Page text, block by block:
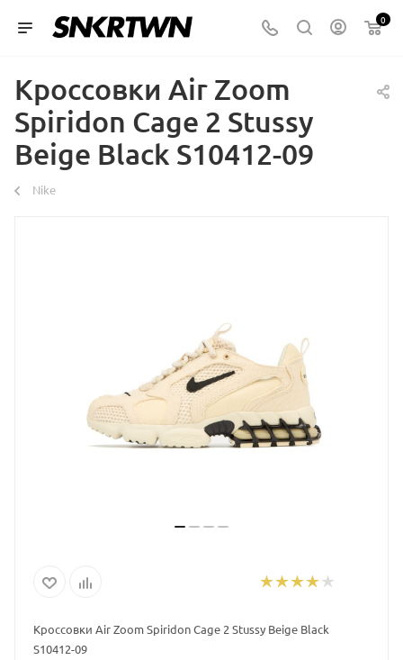
0
Кроссовки Air Zoom
Spiridon Cage 2 Stussy
Beige Black S10412-09
Nike
Кроссовки Air Zoom Spiridon Cage 2 Stussy Beige Black
S10412-09